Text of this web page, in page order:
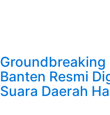
Groundbreaking
Banten Resmi
Suara Daerah